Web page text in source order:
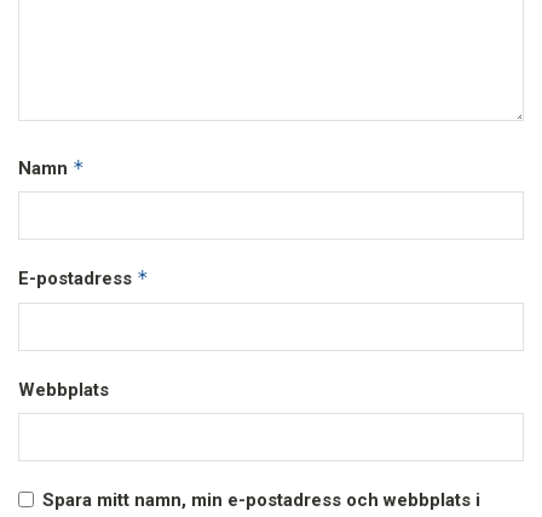
Namn *
E-postadress *
Webbplats
Spara mitt namn, min e-postadress och webbplats i